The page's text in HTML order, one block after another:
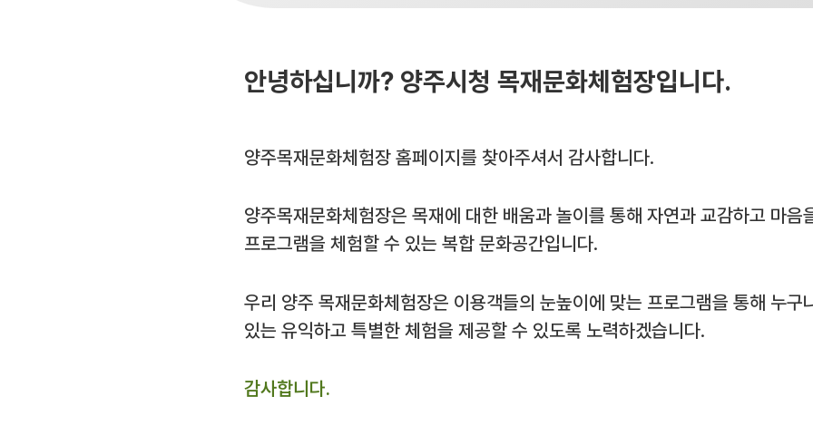
안녕하십니까? 양주시청 목재문화체험장입니다.
양주목재문화체험장 홈페이지를 찾아주셔서 감사합니다.
양주목재문화체험장은 목재에 대한 배움과 놀이를 통해 자연과 교감하고 마음
프로그램을 체험할 수 있는 복합 문화공간입니다.
우리 양주 목재문화체험장은 이용객들의 눈높이에 맞는 프로그램을 통해 누구
있는 유익하고 특별한 체험을 제공할 수 있도록 노력하겠습니다.
감사합니다.